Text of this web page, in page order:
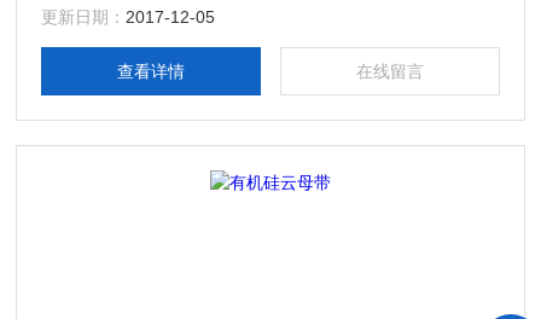
更新日期： 2017-12-05
查看详情 在线留言